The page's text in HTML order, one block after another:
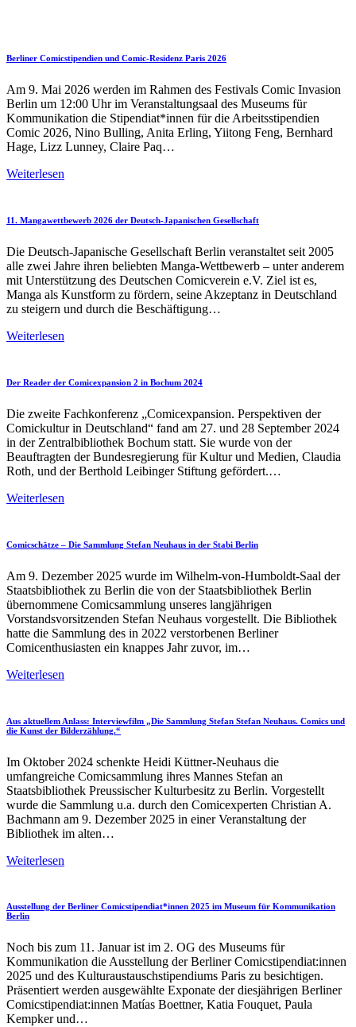
Berliner Comicstipendien und Comic-Residenz Paris 2026
Am 9. Mai 2026 werden im Rahmen des Festivals Comic Invasion
Berlin um 12:00 Uhr im Veranstaltungsaal des Museums für
Kommunikation die Stipendiat*innen für die Arbeitsstipendien
Comic 2026, Nino Bulling, Anita Erling, Yiitong Feng, Bernhard
Hage, Lizz Lunney, Claire Paq…
Weiterlesen
Comic-
Paris
2026
11. Mangawettbewerb 2026 der Deutsch-Japanischen Gesellschaft
Die Deutsch-Japanische Gesellschaft Berlin veranstaltet seit 2005
alle zwei Jahre ihren beliebten Manga-Wettbewerb – unter anderem
mit Unterstützung des Deutschen Comicverein e.V. Ziel ist es,
Manga als Kunstform zu fördern, seine Akzeptanz in Deutschland
zu steigern und durch die Beschäftigung…
Weiterlesen
der
Japanischen
Gesellschaft
Der Reader der Comicexpansion 2 in Bochum 2024
Die zweite Fachkonferenz „Comicexpansion. Perspektiven der
Comickultur in Deutschland“ fand am 27. und 28 September 2024
in der Zentralbibliothek Bochum statt. Sie wurde von der
Beauftragten der Bundesregierung für Kultur und Medien, Claudia
Roth, und der Berthold Leibinger Stiftung gefördert.…
Weiterlesen
Comicexpansion
Bochum
2024
Comicschätze – Die Sammlung Stefan Neuhaus in der Stabi Berlin
Am 9. Dezember 2025 wurde im Wilhelm-von-Humboldt-Saal der
Staatsbibliothek zu Berlin die von der Staatsbibliothek Berlin
übernommene Comicsammlung unseres langjährigen
Vorstandsvorsitzenden Stefan Neuhaus vorgestellt. Die Bibliothek
hatte die Sammlung des in 2022 verstorbenen Berliner
Comicenthusiasten ein knappes Jahr zuvor, im…
Weiterlesen
Sammlung
Stefan
in
der
Stabi
Berlin
Aus aktuellem Anlass: Interviewfilm „Die Sammlung Stefan Stefan Neuhaus. Comics und
die Kunst der Bilderzählung.“
Im Oktober 2024 schenkte Heidi Küttner-Neuhaus die
umfangreiche Comicsammlung ihres Mannes Stefan an
Staatsbibliothek Preussischer Kulturbesitz zu Berlin. Vorgestellt
wurde die Sammlung u.a. durch den Comicexperten Christian A.
Bachmann am 9. Dezember 2025 in einer Veranstaltung der
Bibliothek im alten…
Weiterlesen
Interviewfilm
Stefan
Stefan
Neuhaus.
Comics
und
die
Ausstellung der Berliner Comicstipendiat*innen 2025 im Museum für Kommunikation
Berlin
Noch bis zum 11. Januar ist im 2. OG des Museums für
Kommunikation die Ausstellung der Berliner Comicstipendiat:innen
2025 und des Kulturaustauschstipendiums Paris zu besichtigen.
Präsentiert werden ausgewählte Exponate der diesjährigen Berliner
Comicstipendiat:innen Matías Boettner, Katia Fouquet, Paula
Kempker und…